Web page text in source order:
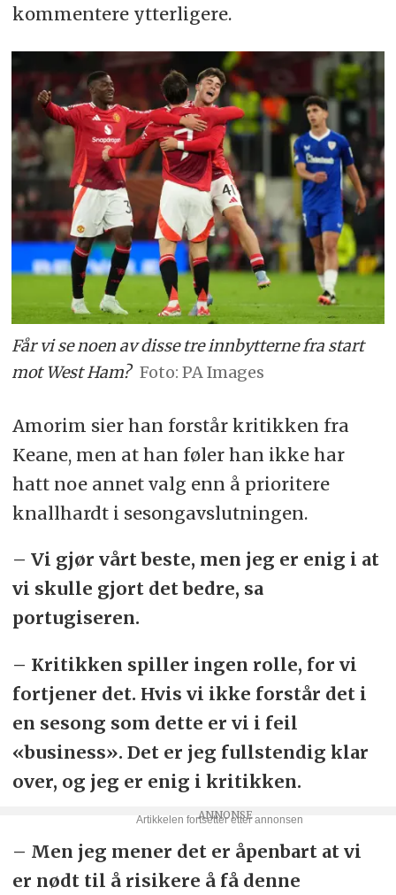
kommentere ytterligere.
Får vi se noen av disse tre innbytterne fra start
mot West Ham?
PA Images
Amorim sier han forstår kritikken fra
Keane, men at han føler han ikke har
hatt noe annet valg enn å prioritere
knallhardt i sesongavslutningen.
– Vi gjør vårt beste, men jeg er enig i at
vi skulle gjort det bedre, sa
portugiseren.
– Kritikken spiller ingen rolle, for vi
fortjener det. Hvis vi ikke forstår det i
en sesong som dette er vi i feil
«business». Det er jeg fullstendig klar
over, og jeg er enig i kritikken.
– Men jeg mener det er åpenbart at vi
er nødt til å risikere å få denne